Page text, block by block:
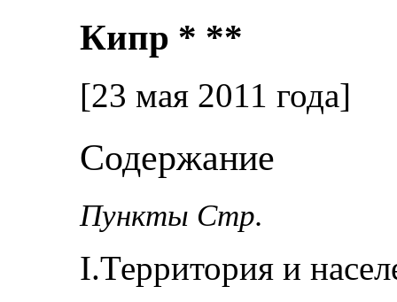
Кипр * **
[23 мая 2011 года]
Содержание
Пункты Стр.
I.Территория и